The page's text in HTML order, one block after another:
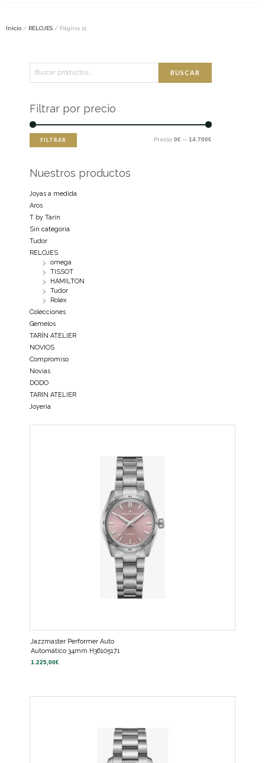
Inicio / RELOJES / Página 11
por:
BUSCAR
Filtrar por precio
FILTRAR Precio: 0€ — 14.700€
Nuestros productos
Joyas a medida
Aros
T by Tarín
Sin categoría
Tudor
RELOJES
omega
TISSOT
HAMILTON
Tudor
Rolex
Colecciones
Gemelos
TARÍN ATELIER
NOVIOS
Compromiso
Novias
DODO
TARIN ATELIER
Joyeria
Jazzmaster Performer Auto
Automático 34mm H36105171
1.225,00€